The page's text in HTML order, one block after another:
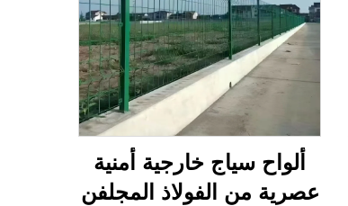
ألواح سياج خارجية أمنية
عصرية من الفولاذ المجلفن